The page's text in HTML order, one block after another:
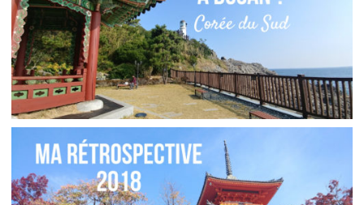
CORÉE DU SUD // FAUT-IL ALLER À BUSAN ?
Audrey Asie,Blog